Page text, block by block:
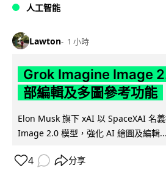
人工智能
Lawton 1 小時
Grok Imagine Image
部編輯及多圖參考功能
Elon Musk 旗下 xAI 以 SpaceXAI 名
Image 2.0 模型，強化 AI 繪圖及編輯...
4 分享